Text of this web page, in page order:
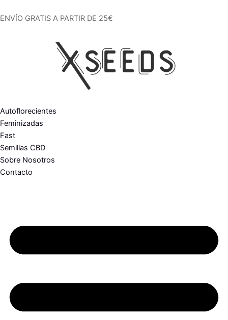
al
ENVÍO GRATIS A PARTIR DE 25€
Autoflorecientes
Feminizadas
Fast
Semillas CBD
Sobre Nosotros
Contacto